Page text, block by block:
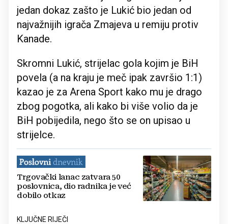
jedan dokaz zašto je Lukić bio jedan od
najvažnijih igrača Zmajeva u remiju protiv
Kanade.
Skromni Lukić, strijelac gola kojim je BiH
povela (a na kraju je meč ipak završio 1:1)
kazao je za Arena Sport kako mu je drago
zbog pogotka, ali kako bi više volio da je
BiH pobijedila, nego što se on upisao u
strijelce.
Trgovački lanac zatvara 50
poslovnica, dio radnika je već
dobilo otkaz
KLJUČNE RIJEČI